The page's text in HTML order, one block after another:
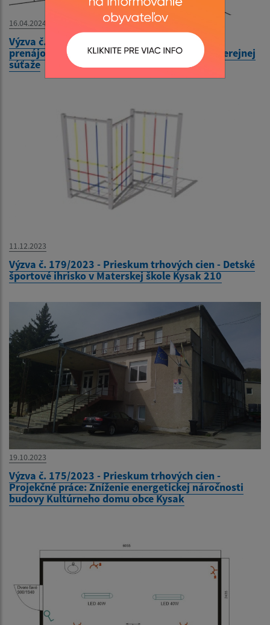
16.04.2024
Výzva č. 184/20524 - Oznámenie zámeru na
prenájom časti pozemku formou obchodnej verejnej
súťaže
11.12.2023
Výzva č. 179/2023 - Prieskum trhových cien - Detské
športové ihrisko v Materskej škole Kysak 210
19.10.2023
Výzva č. 175/2023 - Prieskum trhových cien -
Projekčné práce: Zníženie energetickej náročnosti
budovy Kultúrneho domu obce Kysak